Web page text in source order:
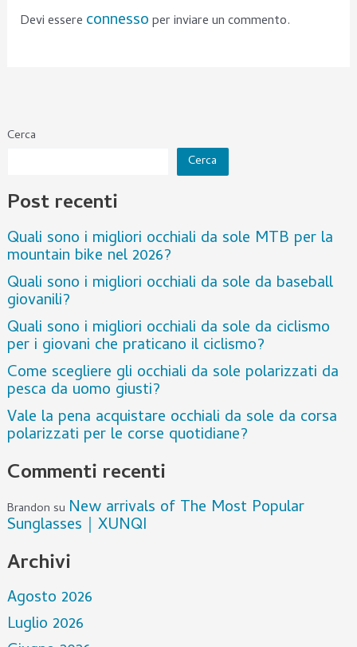
Cerca
Cerca
Post recenti
Quali sono i migliori occhiali da sole MTB per la
mountain bike nel 2026?
Quali sono i migliori occhiali da sole da baseball
giovanili?
Quali sono i migliori occhiali da sole da ciclismo
per i giovani che praticano il ciclismo?
Come scegliere gli occhiali da sole polarizzati da
pesca da uomo giusti?
Vale la pena acquistare occhiali da sole da corsa
polarizzati per le corse quotidiane?
Commenti recenti
Brandon su New arrivals of The Most Popular
Sunglasses｜XUNQI
Archivi
Agosto 2026
Luglio 2026
Devi essere connessoper inviare un commento.